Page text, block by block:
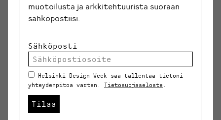
muotoilusta ja arkkitehtuurista suoraan
sähköpostiisi.
Sähköposti
Helsinki Design Week saa tallentaa tietoni
yhteydenpitoa varten. Tietosuojaseloste
Tilaa